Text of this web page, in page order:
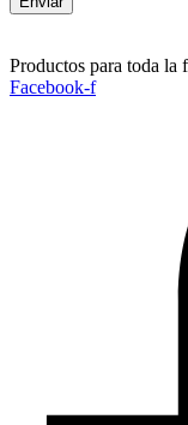
Productos para toda
Facebook-f